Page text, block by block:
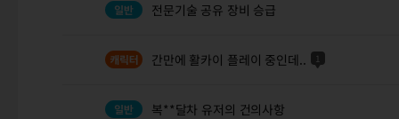
전문기술 공유 장비 승급
간만에 활카이 플레이 중인데.. 1
복**달차 유저의 건의사항